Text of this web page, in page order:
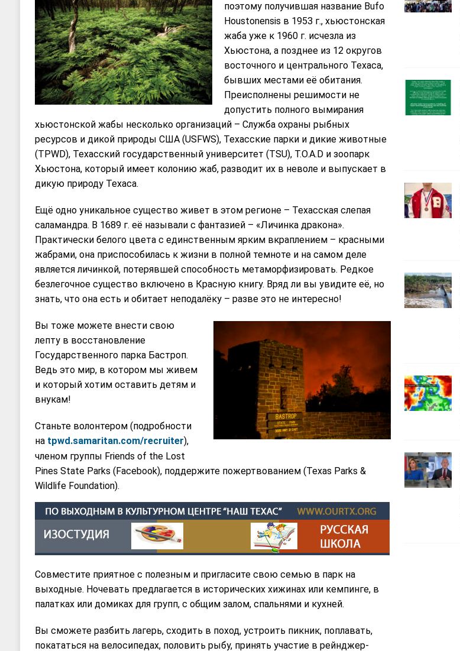
поэтому получившая название Bufo
Houstonensis в 1953 г., хьюстонская
жаба уже к 1960 г. исчезла из
Хьюстона, а позднее из 12 округов
восточного и центрального Техаса,
бывших местами её обитания.
Преисполнены решимости не
допустить полного вымирания
хьюстонской жабы несколько организаций – Служба охраны рыбных
ресурсов и дикой природы США (USFWS), Техасские парки и дикие животные
(TPWD), Техасский государственный университет (TSU), T.O.A.D и зоопарк
Хьюстона, который имеет колонию жаб, разводит их в неволе и выпускает в
дикую природу Техаса.
Ещё одно уникальное существо живет в этом регионе – Техасская слепая
саламандра. В 1689 г. её называли с фантазией – «Личинка дракона».
Практически белого цвета с единственным ярким вкраплением – красными
жабрами, она приспособилась к жизни в полной темноте и на самом деле
является личинкой, потерявшей способность метаморфизировать. Редкое
безлегочное существо включено в Красную книгу. Вряд ли вы увидите её, но
знать, что она есть и обитает неподалёку – разве это не интересно!
Вы тоже можете внести свою
лепту в восстановление
Государственного парка Бастроп.
Ведь это мир, в котором мы живем
и который хотим оставить детям и
внукам!
Станьте волонтером (подробности
на tpwd.samaritan.com/recruiter),
членом группы Friends of the Lost
Pines State Parks (Facebook), поддержите пожертвованием (Texas Parks &
Wildlife Foundation).
Совместите приятное с полезным и пригласите свою семью в парк на
выходные. Ночевать предлагается в исторических хижинах или кемпинге, в
палатках или домиках для групп, с общим залом, спальнями и кухней.
Вы сможете разбить лагерь, сходить в поход, устроить пикник, поплавать,
покататься на велосипедах, половить рыбу, принять участие в рейнджер-